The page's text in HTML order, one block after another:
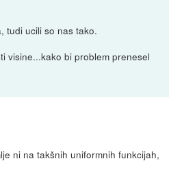
tudi ucili so nas tako.
visine...kako bi problem prenesel
ni na takšnih uniformnih funkcijah,